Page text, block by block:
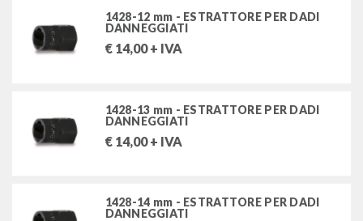
1428-12 mm - ESTRATTORE PER DADI
DANNEGGIATI
€ 14,00+ IVA
1428-13 mm - ESTRATTORE PER DADI
DANNEGGIATI
€ 14,00+ IVA
1428-14 mm - ESTRATTORE PER DADI
DANNEGGIATI